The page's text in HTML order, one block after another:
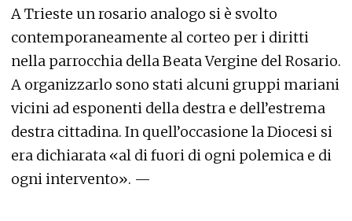
A Trieste un rosario analogo si è svolto
contemporaneamente al corteo per i diritti
nella parrocchia della Beata Vergine del Rosario.
A organizzarlo sono stati alcuni gruppi mariani
vicini ad esponenti della destra e dell’estrema
destra cittadina. In quell’occasione la Diocesi si
era dichiarata «al di fuori di ogni polemica e di
ogni intervento». —